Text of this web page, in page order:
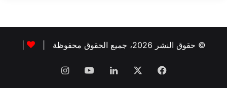
© حقوق النشر 2026، جميع الحقوق محفوظة |
فيسبوك لينكدإن‫YouTubeانستقرام